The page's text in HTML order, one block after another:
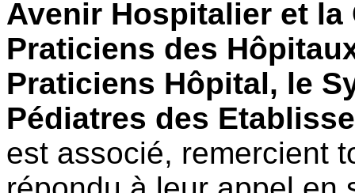
Avenir Hospitalier et
Praticiens des
Praticiens Hôpital, le
Pédiatres des
est associé, remercient